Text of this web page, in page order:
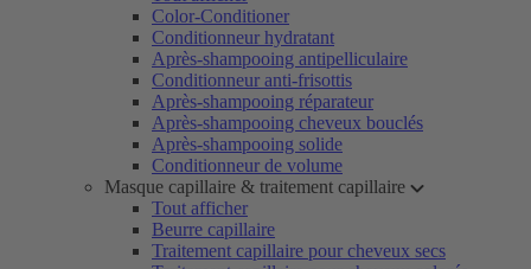
Color-Conditioner
Conditionneur hydratant
Après-shampooing antipelliculaire
Conditionneur anti-frisottis
Après-shampooing réparateur
Après-shampooing cheveux bouclés
Après-shampooing solide
Conditionneur de volume
Masque capillaire & traitement capillaire
Tout afficher
Beurre capillaire
Traitement capillaire pour cheveux secs